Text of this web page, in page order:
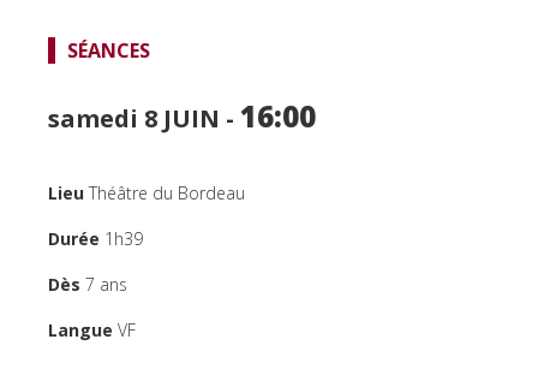
TEMPS FORTS
SÉANCES
samedi 8 JUIN - 16:00
Lieu Théâtre du Bordeau
Durée 1h39
Dès 7 ans
Langue VF